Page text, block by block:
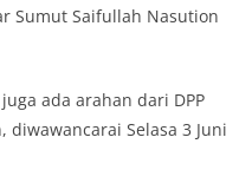
Sumut Saifullah Nasution
ada arahan dari DPP
Selasa 3 Juni